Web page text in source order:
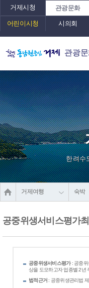
거제시청 관광문화
어린이시청 시의회
관광
한려수
거제여행 숙박
공중위생서비스평가
공중위생서비스평가: 공중위
상을 도모하고자 업종별 2년
법적근거 : 공중위생관리법